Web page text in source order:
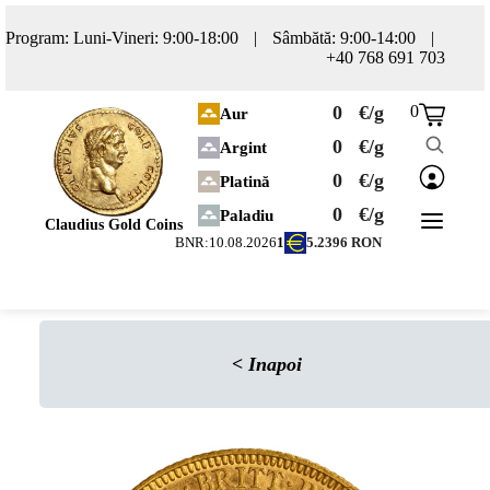
Program: Luni-Vineri: 9:00-18:00 | Sâmbătă: 9:00-14:00
|
+40 768 691 703
Claudius Gold Coins
Aur 0 €/g
Argint 0 €/g
Platină 0 €/g
Paladiu 0 €/g
BNR:10.08.20261 5.2396 RON
0
< Inapoi